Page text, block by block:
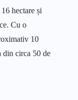
hectare și
Cu o
10
din circa 50 de